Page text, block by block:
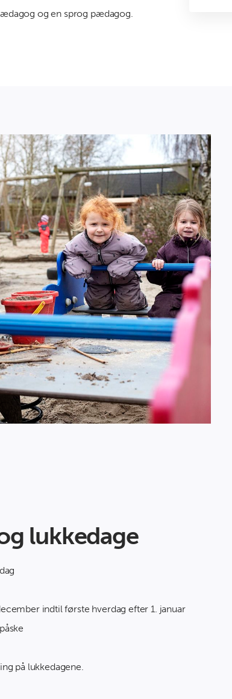
og en sprog pædagog.
lukkedage
indtil første hverdag efter 1. januar
på lukkedagene.